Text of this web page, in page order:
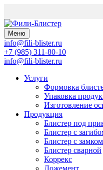
Меню
info@fili-blister.ru
+7 (985) 311-80-10
info@fili-blister.ru
Услуги
Формовка
Упаковка
Изготовление
Продукция
Блистер под
Блистер с
Блистер с замком
Блистер сварной
Коррекс
Ложемент